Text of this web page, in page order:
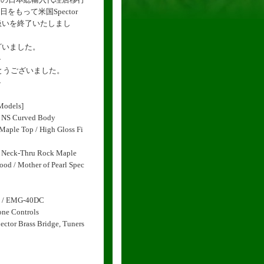
をもって米国Spector
を終了いたしまし
ました。
ございました。
Curved Body
Top / High Gloss Fi
Thru Rock Maple
/ Mother of Pearl Spec
/ EMG-40DC
Controls
Brass Bridge, Tuners